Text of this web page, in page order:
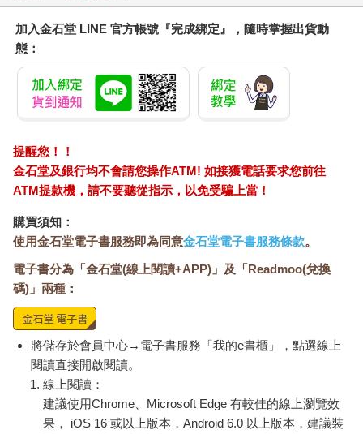
加入金石堂 LINE 官方帳號『完成綁定』，隨時掌握出貨動
態：
提醒您！！
金石堂及銀行均不會請您操作ATM! 如接獲電話要求您前往
ATM提款機，請不要聽從指示，以免受騙上當！
購買須知：
使用金石堂電子書服務即為同意金石堂電子書服務條款。
電子書分為「金石堂(線上閱讀+APP)」及「Readmoo(兌換
碼)」兩種：
將儲存於會員中心→電子書服務「我的e書櫃」，點選線上
閱讀直接開啟閱讀。
線上閱讀：
建議使用Chrome、Microsoft Edge 有較佳的線上瀏覽效
果， iOS 16 或以上版本，Android 6.0 以上版本，建議裝